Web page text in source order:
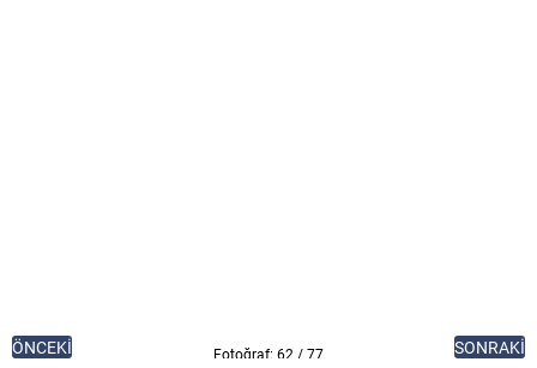
ÖNCEKİ Fotoğraf: 62 / 77 SONRAKİ